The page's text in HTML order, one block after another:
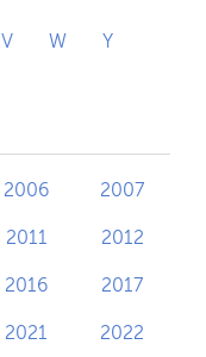
V W Y
2006 2007
2011 2012
2016 2017
2021 2022